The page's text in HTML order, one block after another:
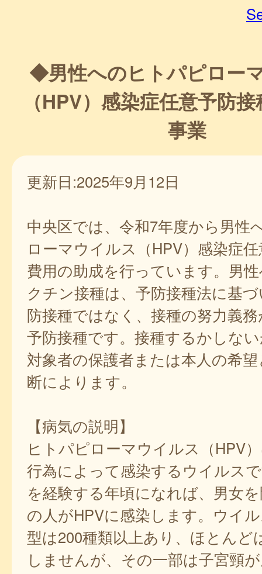
◆男性へのヒトパピロー
（HPV）感染症任意予防
事業
更新日:2025年9月12日
中央区では、令和7年度から男性
ローマウイルス（HPV）感染症
費用の助成を行っています。男
クチン接種は、予防接種法に基
防接種ではなく、接種の努力義
予防接種です。接種するかしな
対象者の保護者または本人の希
断によります。
【病気の説明】
ヒトパピローマウイルス（HPV
行為によって感染するウイルス
を経験する年頃になれば、男女
の人がHPVに感染します。ウイ
型は200種類以上あり、ほとんど
しませんが、その一部は子宮頸